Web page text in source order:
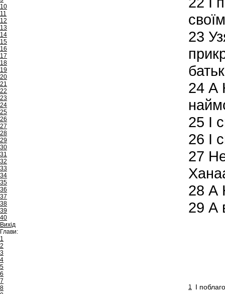
10
11
12
13
14
15
16
17
18
19
20
21
22
23
24
25
26
27
28
29
30
31
32
33
34
35
36
37
38
39
40
Вихід
Глави:
1
2
3
4
5
6
7
8
23
24 А
25 І
26 І
27
28 А
29 А
1 І